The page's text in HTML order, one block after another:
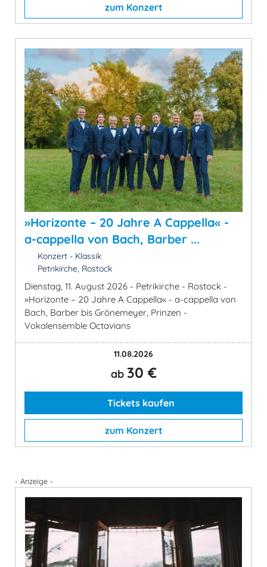
zum Konzert
»Horizonte – 20 Jahre A Cappella« -
a-cappella von Bach, Barber ...
Konzert - Klassik
Petrikirche, Rostock
Dienstag, 11. August 2026 - Petrikirche - Rostock -
»Horizonte – 20 Jahre A Cappella« - a-cappella von
Bach, Barber bis Grönemeyer, Prinzen -
Vokalensemble Octavians
11.08.2026
ab 30 €
Tickets kaufen
zum Konzert
- Anzeige -